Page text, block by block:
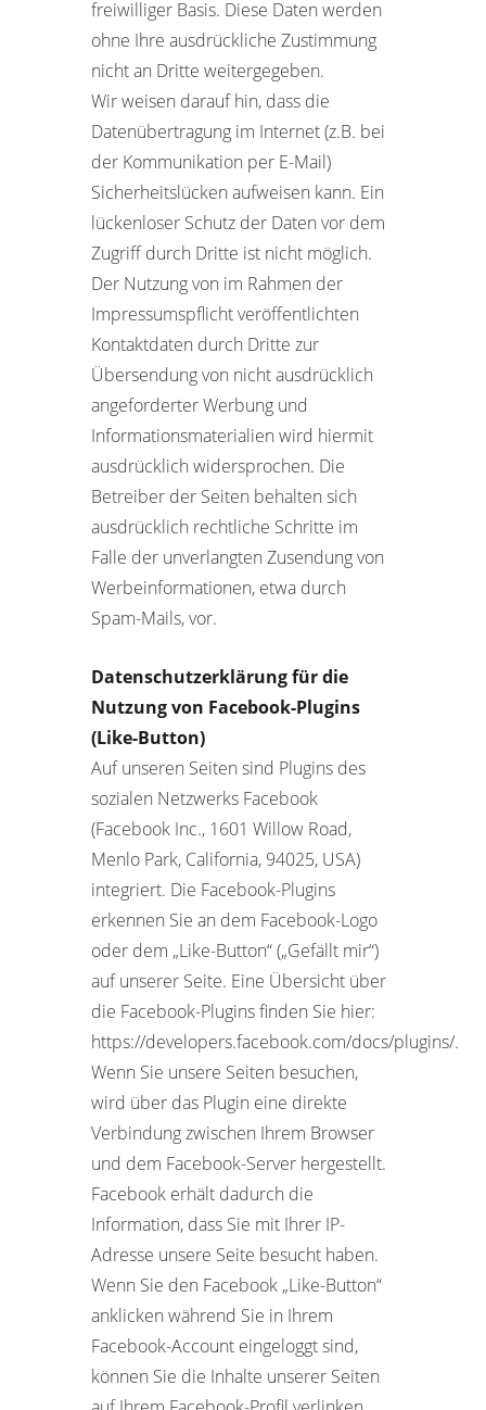
freiwilliger Basis. Diese Daten werden
ohne Ihre ausdrückliche Zustimmung
nicht an Dritte weitergegeben.
Wir weisen darauf hin, dass die
Datenübertragung im Internet (z.B. bei
der Kommunikation per E-Mail)
Sicherheitslücken aufweisen kann. Ein
lückenloser Schutz der Daten vor dem
Zugriff durch Dritte ist nicht möglich.
Der Nutzung von im Rahmen der
Impressumspflicht veröffentlichten
Kontaktdaten durch Dritte zur
Übersendung von nicht ausdrücklich
angeforderter Werbung und
Informationsmaterialien wird hiermit
ausdrücklich widersprochen. Die
Betreiber der Seiten behalten sich
ausdrücklich rechtliche Schritte im
Falle der unverlangten Zusendung von
Werbeinformationen, etwa durch
Spam-Mails, vor.
Datenschutzerklärung für die
Nutzung von Facebook-Plugins
(Like-Button)
Auf unseren Seiten sind Plugins des
sozialen Netzwerks Facebook
(Facebook Inc., 1601 Willow Road,
Menlo Park, California, 94025, USA)
integriert. Die Facebook-Plugins
erkennen Sie an dem Facebook-Logo
oder dem „Like-Button“ („Gefällt mir“)
auf unserer Seite. Eine Übersicht über
die Facebook-Plugins finden Sie hier:
https://developers.facebook.com/docs/plugins/.
Wenn Sie unsere Seiten besuchen,
wird über das Plugin eine direkte
Verbindung zwischen Ihrem Browser
und dem Facebook-Server hergestellt.
Facebook erhält dadurch die
Information, dass Sie mit Ihrer IP-
Adresse unsere Seite besucht haben.
Wenn Sie den Facebook „Like-Button“
anklicken während Sie in Ihrem
Facebook-Account eingeloggt sind,
können Sie die Inhalte unserer Seiten